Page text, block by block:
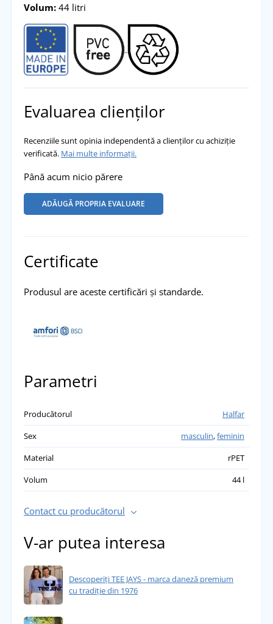
Volum:44 litri
Evaluarea clienților
Recenziile sunt opinia independentă a clienților cu achiziție
verificată. Mai multe informații.
Până acum nicio părere
ADĂUGĂ PROPRIA EVALUARE
Certificate
Produsul are aceste certificări și standarde.
Parametri
Producătorul
Halfar
Sex
masculin,feminin
Material
rPET
Volum
44 l
Contact cu producătorul
V-ar putea interesa
Descoperiți TEE JAYS - marca daneză premium
cu tradiție din 1976